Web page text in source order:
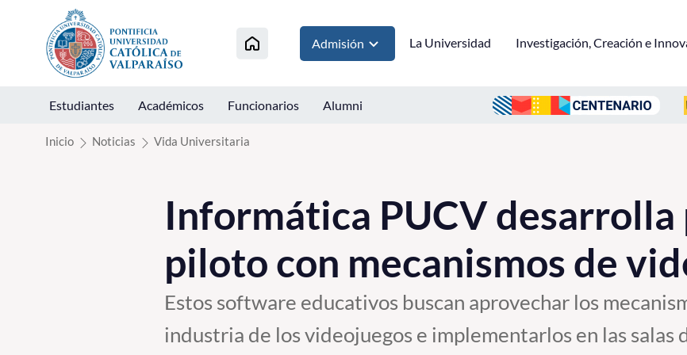
Click acá para ir directamente al contenido
Admisión La Universidad Investigación, Creación e
Estudiantes Académicos Funcionarios Alumni
Inicio Noticias Vida Universitaria
Informática PUCV desarrolla
piloto con mecanismos de
Estos software educativos buscan aprovechar los
industria de los videojuegos e implementarlos en las salas